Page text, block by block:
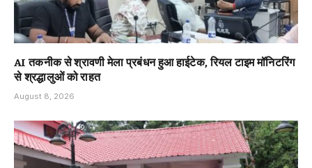
AI तकनीक से श्रावणी मेला प्रबंधन हुआ हाईटेक, रियल टाइम मॉनिटरिंग
से श्रद्धालुओं को राहत
August 8, 2026